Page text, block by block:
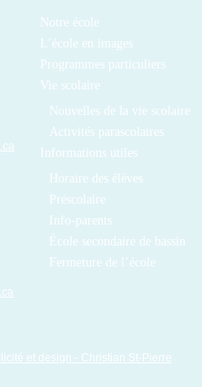
Notre école
L’école en images
Programmes particuliers
Vie scolaire
Nouvelles de la vie scolaire
Activités parascolaires
Informations utiles
Horaire des élèves
Préscolaire
Info-parents
École secondaire de bassin
Fermeture de l’école
et design - Christian St-Pierre